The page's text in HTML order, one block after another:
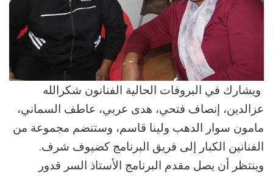
ويشارك في البروفات الحالية الفنانون شكرالله
عزالدين، إنصاف فتحي، هدى عربي، عاطف السماني،
مامون سوار الدهب ولينا قاسم، وستنضم مجموعة من
الفنانين الكبار إلى فريق البرنامج كضيوف شرف.
وينتظر أن يصل مقدم البرنامج الأستاذ السر قدور